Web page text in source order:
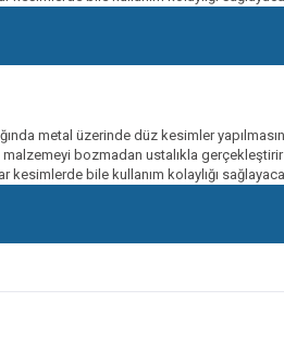
metal üzerinde düz kesimler
bozmadan ustalıkla gerçekleştirir
kesimlerde bile kullanım kolaylığı
ve diğer konularda yetersiz